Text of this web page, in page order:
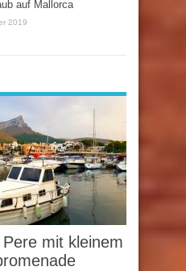
auf Mallorca
2019
mit kleinem